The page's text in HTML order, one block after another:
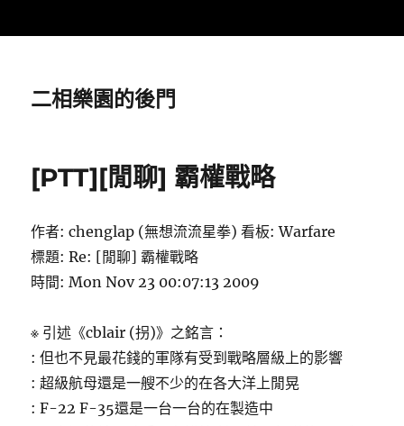
二相樂園的後門
[PTT][閒聊] 霸權戰略
作者: chenglap (無想流流星拳) 看板: Warfare
標題: Re: [閒聊] 霸權戰略
時間: Mon Nov 23 00:07:13 2009
※ 引述《cblair (拐)》之銘言：
: 但也不見最花錢的軍隊有受到戰略層級上的影響
: 超級航母還是一艘不少的在各大洋上閒晃
: F-22 F-35還是一台一台的在製造中